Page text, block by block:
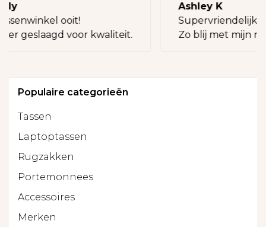
ooit!
geslaagd voor kwaliteit.
Ashley K
Supervriendelijke
Zo blij met mijn
Populaire categorieën
Tassen
Laptoptassen
Rugzakken
Portemonnees
Accessoires
Merken